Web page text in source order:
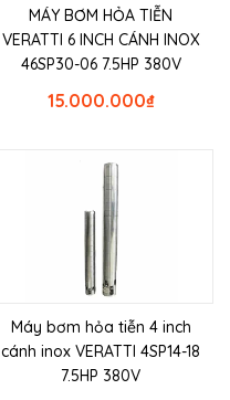
MÁY BƠM HỎA TIỄN
VERATTI 6 INCH CÁNH INOX
46SP30-06 7.5HP 380V
₫
15.000.000
Máy bơm hỏa tiễn 4 inch
cánh inox VERATTI 4SP14-18
7.5HP 380V